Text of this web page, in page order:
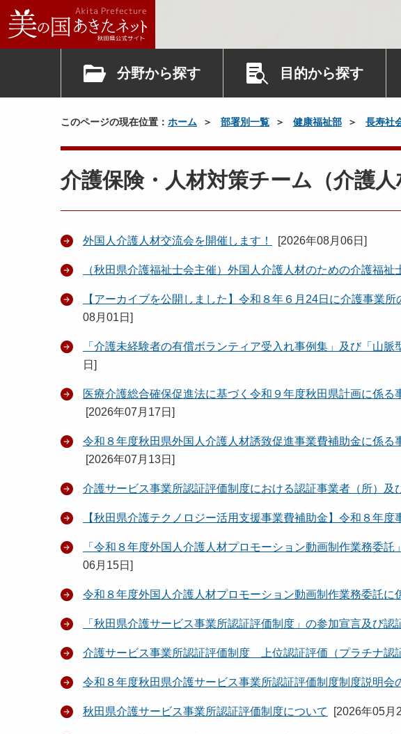
分野から探す 目的から探す
このページの現在位置： ホーム 部署別一覧 健康福祉部 長寿社
介護保険・人材対策チーム（介護人
外国人介護人材交流会を開催します！ [2026年08月06日 ]
（秋田県介護福祉士会主催）外国人介護人材のための介護福
【アーカイブを公開しました】令和８年６月24日に介護事業
08月01日 ]
「介護未経験者の有償ボランティア受入れ事例集」及び「山
日 ]
医療介護総合確保促進法に基づく令和９年度秋田県計画に係
[2026年07月17日 ]
令和８年度秋田県外国人介護人材誘致促進事業費補助金に係る
[2026年07月13日 ]
介護サービス事業所認証評価制度における認証事業者（所）及
【秋田県介護テクノロジー活用支援事業費補助金】令和８年度
「令和８年度外国人介護人材プロモーション動画制作業務委
06月15日 ]
令和８年度外国人介護人材プロモーション動画制作業務委託に
「秋田県介護サービス事業所認証評価制度」の参加宣言及び認
介護サービス事業所認証評価制度 上位認証評価（プラチナ認
令和８年度秋田県介護サービス事業所認証評価制度制度説明会
秋田県介護サービス事業所認証評価制度について [2026年05月